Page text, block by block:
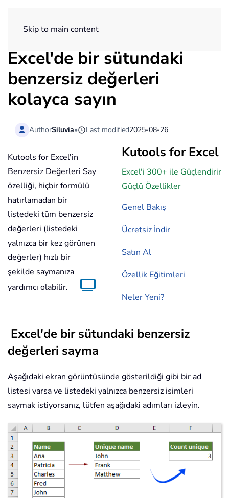
Skip to main content
Excel'de bir sütundaki
benzersiz değerleri
kolayca sayın
AuthorSiluvia• Last modified2025-08-26
Kutools for Excel
Excel'i 300+ ile Güçlendirir
Güçlü Özellikler
Genel Bakış
Ücretsiz İndir
Satın Al
Özellik Eğitimleri
Neler Yeni?
Kutools for Excel'in
Benzersiz Değerleri Say
özelliği, hiçbir formülü
hatırlamadan bir
listedeki tüm benzersiz
değerleri (listedeki
yalnızca bir kez görünen
değerler) hızlı bir
şekilde saymanıza
yardımcı olabilir.
Excel'de bir sütundaki benzersiz
değerleri sayma
Aşağıdaki ekran görüntüsünde gösterildiği gibi bir ad
listesi varsa ve listedeki yalnızca benzersiz isimleri
saymak istiyorsanız, lütfen aşağıdaki adımları izleyin.